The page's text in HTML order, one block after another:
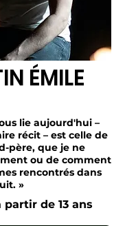
ÉMILE
lie aujourd'hui –
récit – est celle de
père, que je ne
ou de comment
rencontrés dans
»
partir de 13 ans